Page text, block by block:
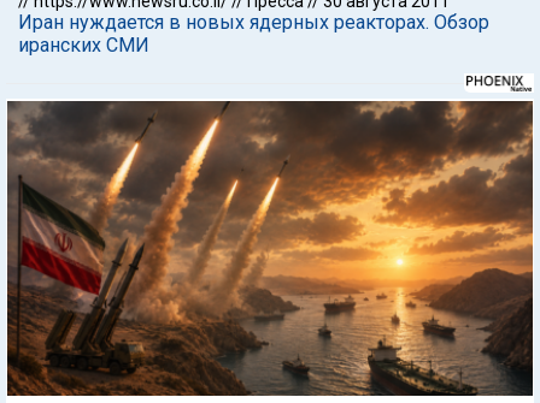
Иран нуждается в новых ядерных реакторах. Обзор
иранских СМИ